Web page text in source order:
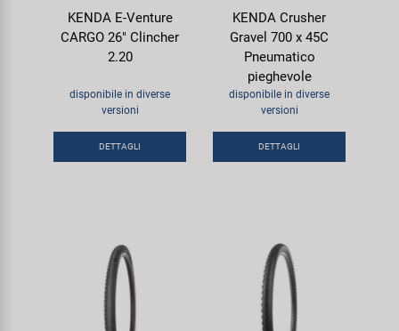
KENDA E-Venture
CARGO 26" Clincher
2.20
disponibile in diverse
versioni
DETTAGLI
KENDA Crusher
Gravel 700 x 45C
Pneumatico
pieghevole
disponibile in diverse
versioni
DETTAGLI